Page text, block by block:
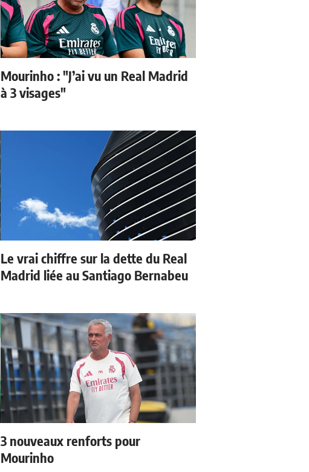
Mourinho : "J’ai vu un Real Madrid
à 3 visages"
Le vrai chiffre sur la dette du Real
Madrid liée au Santiago Bernabeu
3 nouveaux renforts pour
Mourinho